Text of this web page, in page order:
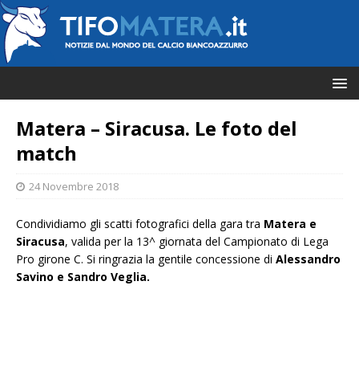
Matera – Siracusa. Le foto del
match
24 Novembre 2018
Condividiamo gli scatti fotografici della gara tra Matera e
Siracusa, valida per la 13^ giornata del Campionato di Lega
Pro girone C. Si ringrazia la gentile concessione di Alessandro
Savino e Sandro Veglia.